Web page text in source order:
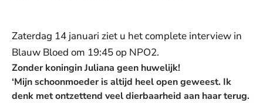
Zaterdag 14 januari ziet u het complete interview in
Blauw Bloed om 19:45 op NPO2.
Zonder koningin Juliana geen huwelijk!
‘Mijn schoonmoeder is altijd heel open geweest. Ik
denk met ontzettend veel dierbaarheid aan haar terug.